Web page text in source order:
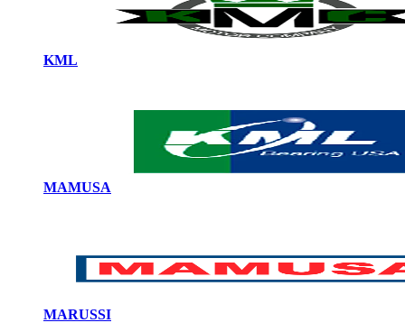
KML
MAMUSA
MARUSSI